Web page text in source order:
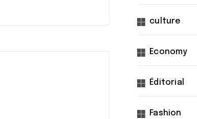
culture
Economy
Éditorial
Fashion